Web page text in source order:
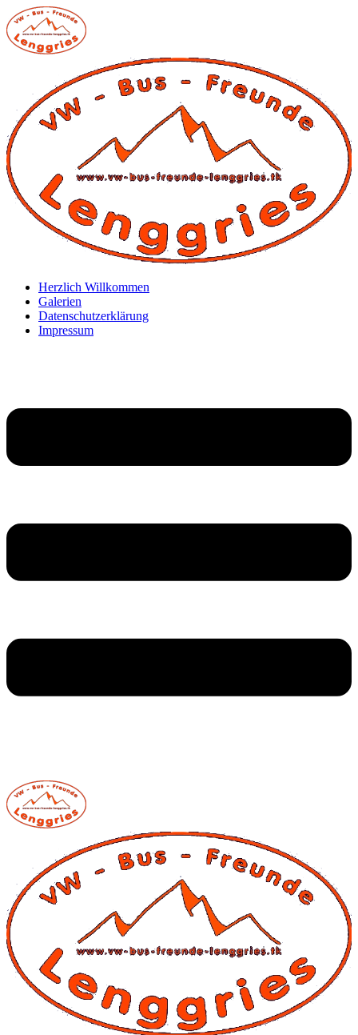
Zum
Inhalt
springen
Herzlich Willkommen
Galerien
Datenschutzerklärung
Impressum